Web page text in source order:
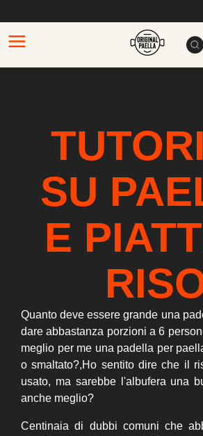
SU
E
Quanto deve essere grande una
dare abbastanza porzioni a 6
meglio per me una padella per
o smaltato?,Ho sentito dire che il
usato, ma sarebbe l'albufera una
anche meglio?
Centinaia di dubbi comuni che